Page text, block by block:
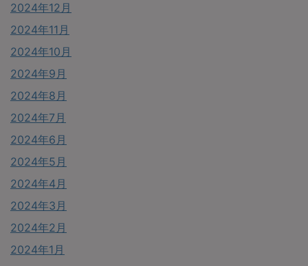
2024年12月
2024年11月
2024年10月
2024年9月
2024年8月
2024年7月
2024年6月
2024年5月
2024年4月
2024年3月
2024年2月
2024年1月